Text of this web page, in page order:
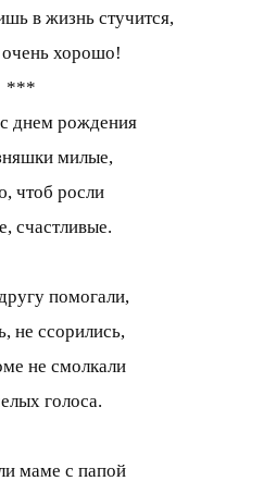
в жизнь стучится,
очень хорошо!
***
днем рождения
милые,
чтоб росли
счастливые.
помогали,
не ссорились,
не смолкали
голоса.
маме с папой